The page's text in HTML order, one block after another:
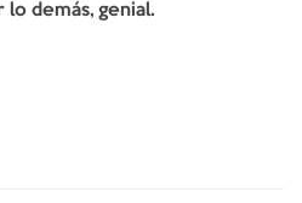
lo demás, genial.